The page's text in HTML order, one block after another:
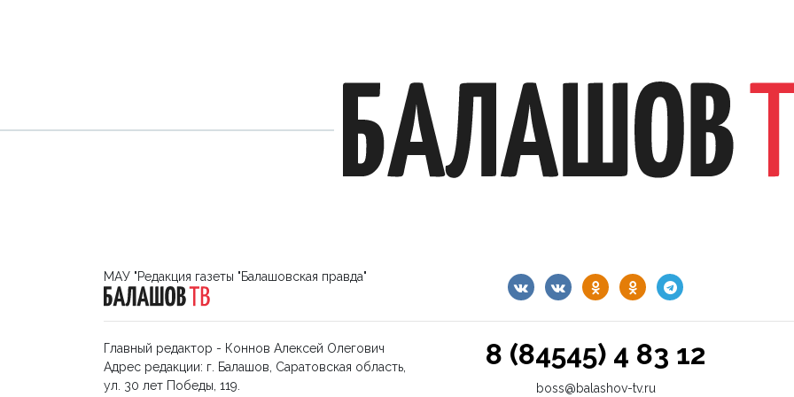
МАУ "Редакция газеты "Балашовская правда"
Главный редактор - Коннов Алексей Олегович
Адрес редакции: г. Балашов, Саратовская область,
ул. 30 лет Победы, 119.
8 (84545) 4 83 12
boss@balashov-tv.ru